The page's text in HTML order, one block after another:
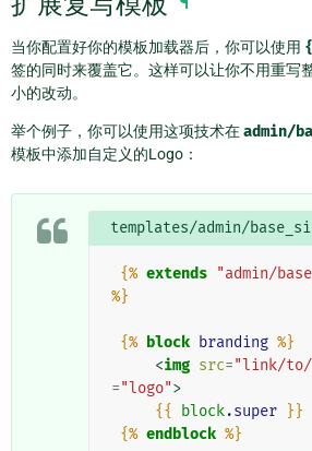
当你配置好你的模板加载器后，你可以使用
签的同时来覆盖它。这样可以让你不用重写
小的改动。
举个例子，你可以使用这项技术在admin/
模板中添加自定义的Logo：
templates/admin/
{% extends "admin/
%}
{% block branding %}
<img src="link/to/
="logo">
{{
block.super }}
{% endblock %}